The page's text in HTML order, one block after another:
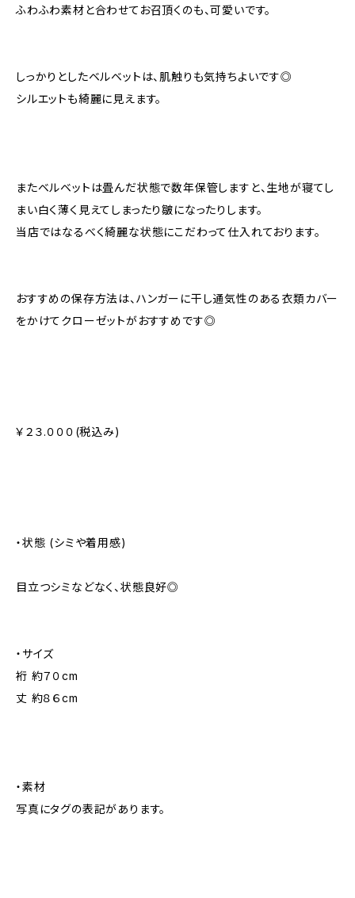
ふわふわ素材と合わせてお召頂くのも、可愛いです。
しっかりとしたベルベットは、肌触りも気持ちよいです◎
シルエットも綺麗に見えます。
またベルベットは畳んだ状態で数年保管しますと、生地が寝てし
まい白く薄く見えてしまったり皺になったりします。
当店ではなるべく綺麗な状態にこだわって仕入れております。
おすすめの保存方法は、ハンガーに干し通気性のある衣類カバー
をかけてクローゼットがおすすめです◎
￥２３.０００(税込み)
・状態 (シミや着用感)
目立つシミなどなく、状態良好◎
・サイズ
裄 約７０cm
丈 約８６cm
・素材
写真にタグの表記があります。